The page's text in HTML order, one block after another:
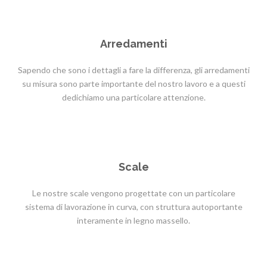
Arredamenti
Sapendo che sono i dettagli a fare la differenza, gli arredamenti
su misura sono parte importante del nostro lavoro e a questi
dedichiamo una particolare attenzione.
Scale
Le nostre scale vengono progettate con un particolare
sistema di lavorazione in curva, con struttura autoportante
interamente in legno massello.